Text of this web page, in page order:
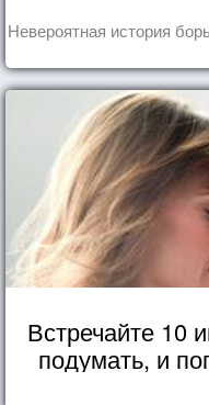
Невероятная история
Встречайте 10
подумать, и